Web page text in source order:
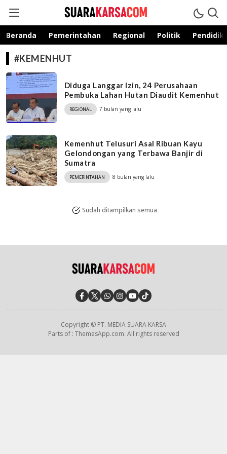
suarakarsa.com
Informasi terpercaya
Beranda Pemerintahan Regional Politik
#KEMENHUT
Diduga Langgar Izin, 24 Perusahaan
Pembuka Lahan Hutan Diaudit Kemenhut
REGIONAL 7 bulan yang lalu
Kemenhut Telusuri Asal Ribuan Kayu
Gelondongan yang Terbawa Banjir di
Sumatra
PEMERINTAHAN 8 bulan yang lalu
Sudah ditampilkan semua
Copyright © PT. MEDIA SUARA KARSA
Parts of : ThemesApp.com. All rights reserved